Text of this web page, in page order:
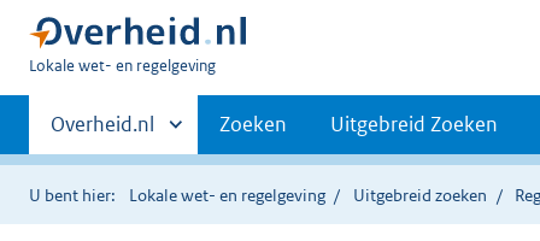
U
hier:
Lokale wet- en regelgeving
Primaire
navigatie
Andere
sites
binnen
Overheid.nl Zoeken Uitgebreid Zoeken
U bent hier: Lokale wet- en regelgeving Uitgebreid zoeken